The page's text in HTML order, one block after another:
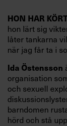
HON HAR
hon lärt sig
låter tankarna
när jag får ta i
Ida Östensson
organisation
och sexuell
barndomen
hörd och stå